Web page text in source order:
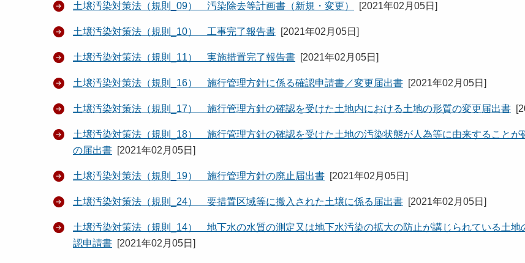
土壌汚染対策法（規則_09） 汚染除去等計画書（新規・変更） [2021年02月05日 ]
土壌汚染対策法（規則_10） 工事完了報告書 [2021年02月05日 ]
土壌汚染対策法（規則_11） 実施措置完了報告書 [2021年02月05日 ]
土壌汚染対策法（規則_16） 施行管理方針に係る確認申請書／変更届出書 [2021年02月05日 ]
土壌汚染対策法（規則_17） 施行管理方針の確認を受けた土地内における土地の形質の変更届出書 [
土壌汚染対策法（規則_18） 施行管理方針の確認を受けた土地の汚染状態が人為等に由来することが
の届出書 [2021年02月05日 ]
土壌汚染対策法（規則_19） 施行管理方針の廃止届出書 [2021年02月05日 ]
土壌汚染対策法（規則_24） 要措置区域等に搬入された土壌に係る届出書 [2021年02月05日 ]
土壌汚染対策法（規則_14） 地下水の水質の測定又は地下水汚染の拡大の防止が講じられている土地
認申請書 [2021年02月05日 ]